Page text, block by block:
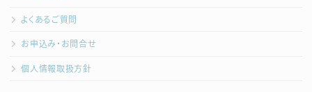
よくあるご質問
お申込み・お問合せ
個人情報取扱方針